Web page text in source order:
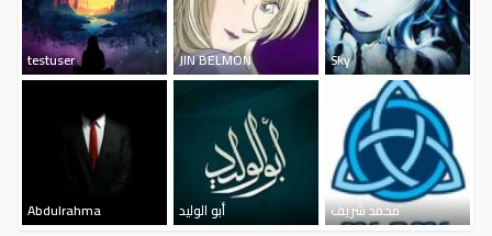
testuser JIN BELMON Sky
Abdulrahma أبو الوليد محمد شريف